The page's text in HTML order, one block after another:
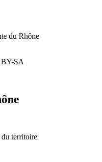
du Rhône
SA
du territoire